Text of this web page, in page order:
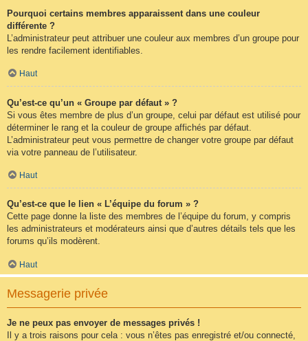
Pourquoi certains membres apparaissent dans une couleur
différente ?
L’administrateur peut attribuer une couleur aux membres d’un groupe pour
les rendre facilement identifiables.
Haut
Qu’est-ce qu’un « Groupe par défaut » ?
Si vous êtes membre de plus d’un groupe, celui par défaut est utilisé pour
déterminer le rang et la couleur de groupe affichés par défaut.
L’administrateur peut vous permettre de changer votre groupe par défaut
via votre panneau de l’utilisateur.
Haut
Qu’est-ce que le lien « L’équipe du forum » ?
Cette page donne la liste des membres de l’équipe du forum, y compris
les administrateurs et modérateurs ainsi que d’autres détails tels que les
forums qu’ils modèrent.
Haut
Messagerie privée
Je ne peux pas envoyer de messages privés !
Il y a trois raisons pour cela : vous n’êtes pas enregistré et/ou connecté,